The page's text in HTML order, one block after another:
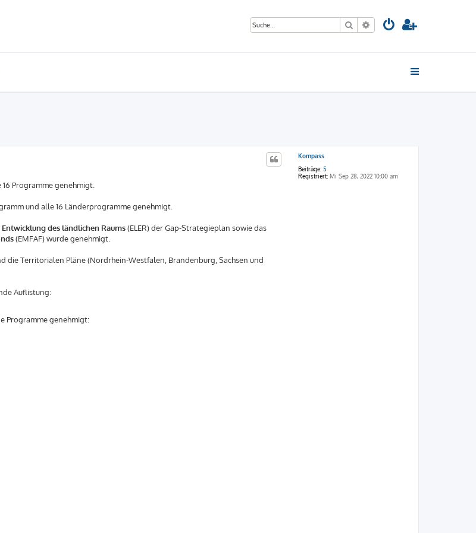
Suche Erweiterte Suche
Kompass
Beiträge: 5
Registriert: Mi Sep 28, 2022 10:00 am
16 Programme genehmigt.
und alle 16 Länderprogramme genehmigt.
des ländlichen Raums(ELER) der Gap-Strategieplan sowie das
(EMFAF) wurde genehmigt.
die Territorialen Pläne (Nordrhein-Westfalen, Brandenburg, Sachsen und
Auflistung:
Programme genehmigt: